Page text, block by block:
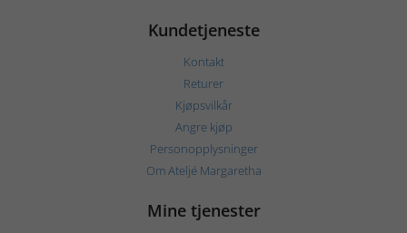
Kundetjeneste
Kontakt
Returer
Kjøpsvilkår
Angre kjøp
Personopplysninger
Om Ateljé Margaretha
Mine tjenester